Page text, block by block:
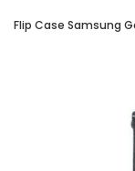
Flip Case Samsung